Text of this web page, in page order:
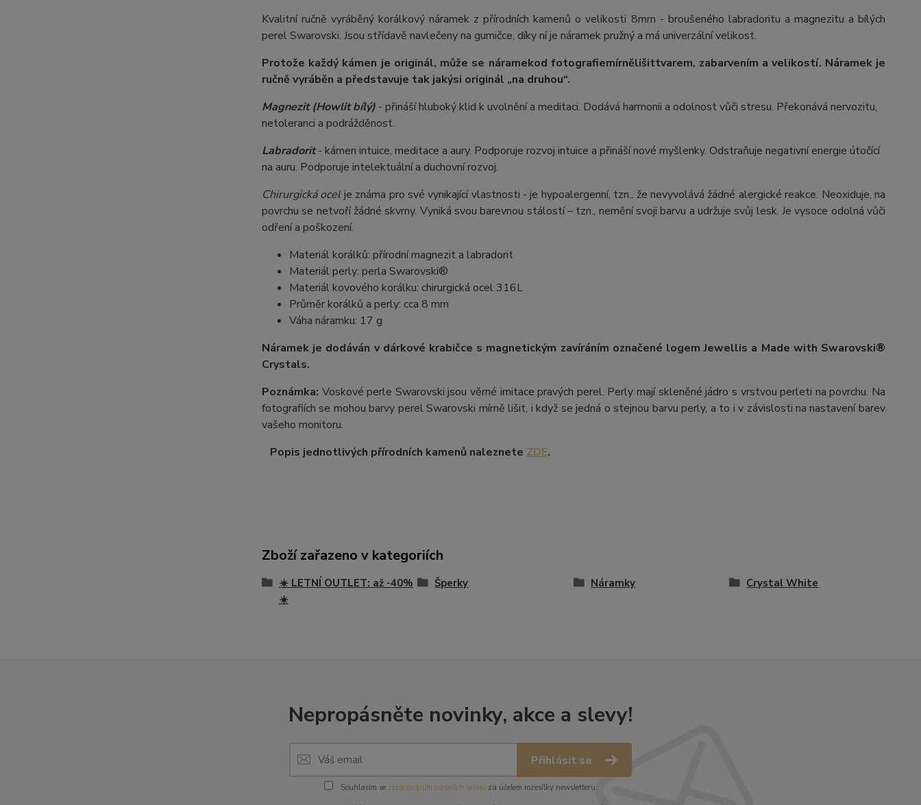
Kvalitní ručně vyráběný korálkový náramek z přírodních kamenů o velikosti 8mm - broušeného labradoritu a magnezitu a bílých
perel Swarovski. Jsou střídavě navlečeny na gumičce, díky ní je náramek pružný a má univerzální velikost.
Protože každý kámen je originál, může se náramekod fotografiemírnělišittvarem, zabarvením a velikostí. Náramek je
ručně vyráběn a představuje tak jakýsi originál „na druhou“.
Magnezit (Howlit bílý)- přináší hluboký klid k uvolnění a meditaci. Dodává harmonii a odolnost vůči stresu. Překonává nervozitu,
netoleranci a podrážděnost.
Labradorit- kámen intuice, meditace a aury. Podporuje rozvoj intuice a přináší nové myšlenky. Odstraňuje negativní energie útočící
na auru. Podporuje intelektuální a duchovní rozvoj.
Chirurgická ocel je známa pro své vynikající vlastnosti - je hypoalergenní, tzn., že nevyvolává žádné alergické reakce. Neoxiduje, na
povrchu se netvoří žádné skvrny. Vyniká svou barevnou stálostí – tzn., nemění svoji barvu a udržuje svůj lesk. Je vysoce odolná vůči
odření a poškození.
Materiál korálků: přírodní magnezit a labradorit
Materiál perly: perla Swarovski®
Materiál kovového korálku: chirurgická ocel 316L
Průměr korálků a perly: cca 8 mm
Váha náramku: 17 g
Náramek je dodáván v dárkové krabičce s magnetickým zavíráním označené logem Jewellis a Made with Swarovski®
Crystals.
Poznámka: Voskové perle Swarovski jsou věrné imitace pravých perel. Perly mají skleněné jádro s vrstvou perleti na povrchu. Na
fotografiích se mohou barvy perel Swarovski mírně lišit, i když se jedná o stejnou barvu perly, a to i v závislosti na nastavení barev
vašeho monitoru.
Popis jednotlivých přírodních kamenů naleznete ZDE.
Zboží zařazeno v kategoriích
☀️ LETNÍ OUTLET: až -40%
☀️
Šperky Náramky Crystal White
Nepropásněte novinky, akce a slevy!
Přihlásit se
Souhlasím se zpracováním osobních údajů za účelem rozesílky newsletteru.